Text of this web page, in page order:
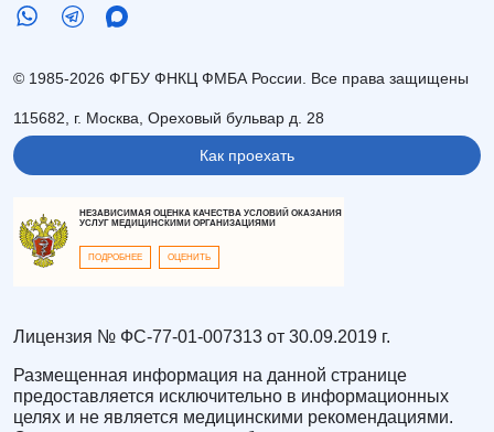
© 1985-2026 ФГБУ ФНКЦ ФМБА России. Все права защищены
115682, г. Москва, Ореховый бульвар д. 28
Как проехать
НЕЗАВИСИМАЯ ОЦЕНКА КАЧЕСТВА УСЛОВИЙ ОКАЗАНИЯ
УСЛУГ МЕДИЦИНСКИМИ ОРГАНИЗАЦИЯМИ
ПОДРОБНЕЕ ОЦЕНИТЬ
Лицензия № ФС-77-01-007313 от 30.09.2019 г.
Размещенная информация на данной странице
предоставляется исключительно в информационных
целях и не является медицинскими рекомендациями.